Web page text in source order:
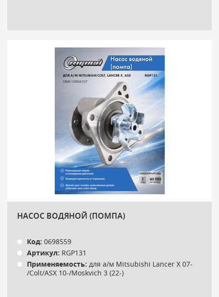
НАСОС ВОДЯНОЙ (ПОМПА)
Код: 0698559
Артикул: RGP131
Применяемость: для а/м Mitsubishi Lancer X 07-
/Colt/ASX 10-/Moskvich 3 (22-)